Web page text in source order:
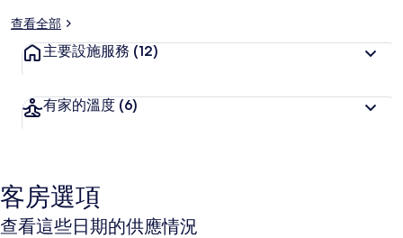
查看全部
主要設施服務 (12)
有家的溫度 (6)
客房選項
查看這些日期的供應情況